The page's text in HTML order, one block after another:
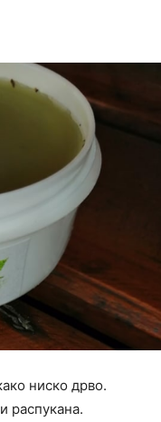
ниско дрво.
распукана.